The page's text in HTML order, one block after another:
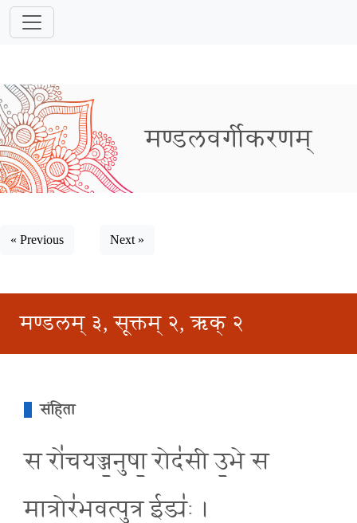
मण्डलवर्गीकरणम्
« Previous Next »
मण्डलम् ३, सूक्तम् २, ऋक् २
संहिता
स रो॑चयज्ज॒नुषा॒ रोद॑सी उ॒भे स
मा॒त्रोर॑भवत्पु॒त्र ईड्य॑ः ।